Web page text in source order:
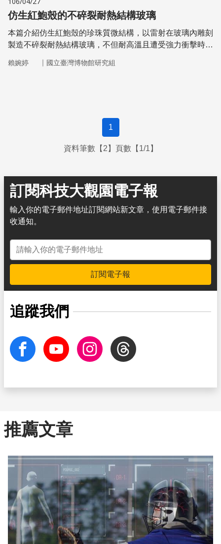
仿生紅鮑殼的不碎裂耐熱結構玻璃
本篇介紹仿生紅鮑殼的珍珠質微結構，以雷射在玻璃內雕刻
製造不碎裂耐熱結構玻璃，不但耐高溫且遭受強力衝擊時僅
電子或電器設備的透明結構和觸控螢幕、天文望遠鏡、太空
賴婉婷 ｜ 國立臺灣博物館研究組
1
資料筆數【2】頁數【1/1】
訂閱科技大觀園電子報
輸入你的電子郵件地址訂閱網站新文章，使用電子郵件接
收通知。
電子郵件地址
訂閱電子報
追蹤我們
facebook Youtube InstagramThreads
推薦文章